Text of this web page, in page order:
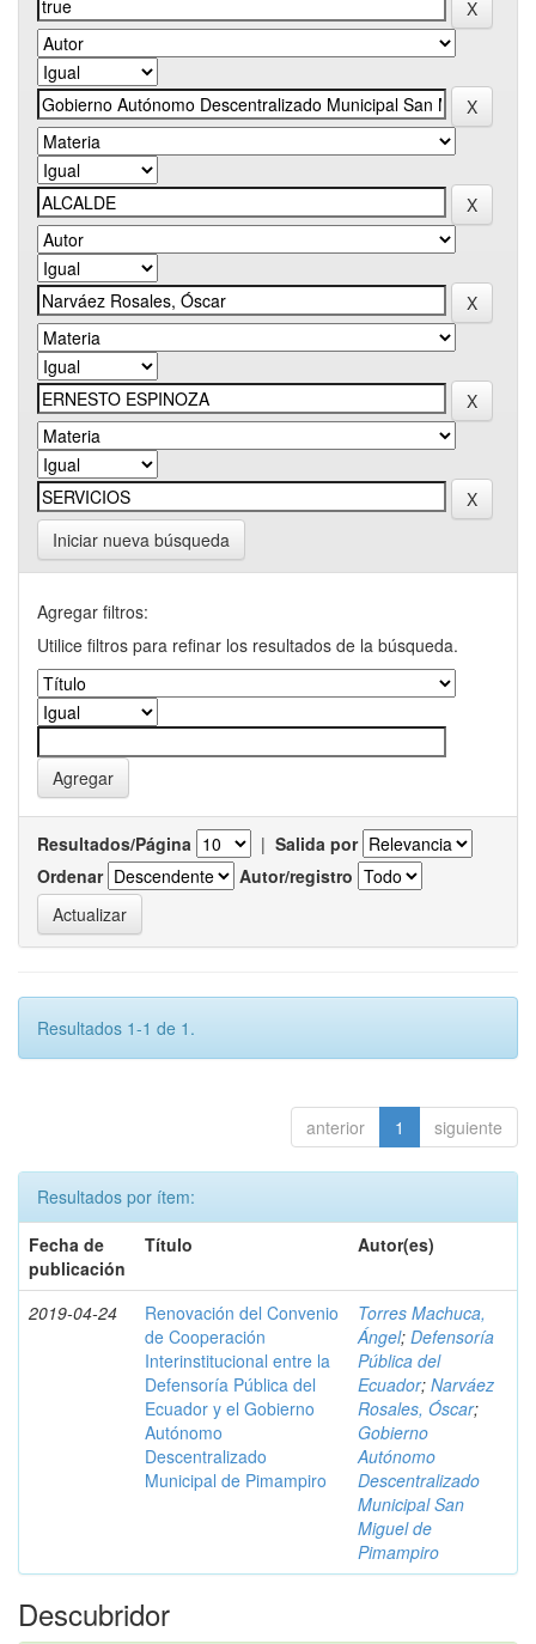
Iniciar nueva búsqueda
Agregar filtros:
Utilice filtros para refinar los resultados de la búsqueda.
Resultados/Página | Salida por
Ordenar
Autor/registro
Resultados 1-1 de 1.
anterior 1 siguiente
Resultados por ítem:
Fecha de
publicación
Título Autor(es)
2019-04-24
Renovación del Convenio
de Cooperación
Interinstitucional entre la
Defensoría Pública del
Ecuador y el Gobierno
Autónomo
Descentralizado
Municipal de Pimampiro
Torres Machuca,
Ángel; Defensoría
Pública del
Ecuador; Narváez
Rosales, Óscar;
Gobierno
Autónomo
Descentralizado
Municipal San
Miguel de
Pimampiro
Descubridor